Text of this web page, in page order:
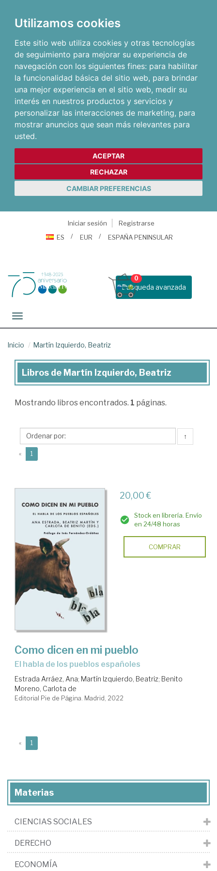
Utilizamos cookies
Este sitio web utiliza cookies y otras tecnologías
de seguimiento para mejorar su experiencia de
navegación con los siguientes fines: para habilitar
la funcionalidad básica del sitio web, para brindar
una mejor experiencia en el sitio web, medir su
interés en nuestros productos y servicios y
personalizar las interacciones de marketing, para
mostrar anuncios que sean más relevantes para
usted.
ACEPTAR
RECHAZAR
CAMBIAR PREFERENCIAS
Iniciar sesión
Registrarse
ES
EUR ESPAÑA PENINSULAR
Busqueda avanzada
0
Toggle navigation
Inicio Martín Izquierdo, Beatriz
Libros
Martín
Beatriz
Libros de Martín Izquierdo, Beatriz
Mostrando libros encontrados. 1 páginas.
↑
« 1
20,00 €
Stock en librería. Envío
en 24/48 horas
COMPRAR
Como dicen en mi pueblo
el habla de los pueblos españoles
Estrada Arráez, Ana; Martín Izquierdo, Beatriz; Benito
Moreno, Carlota de
Editorial Pie de Página. Madrid, 2022
« 1
Materias
CIENCIAS SOCIALES
DERECHO
ECONOMÍA